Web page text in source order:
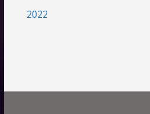
2022